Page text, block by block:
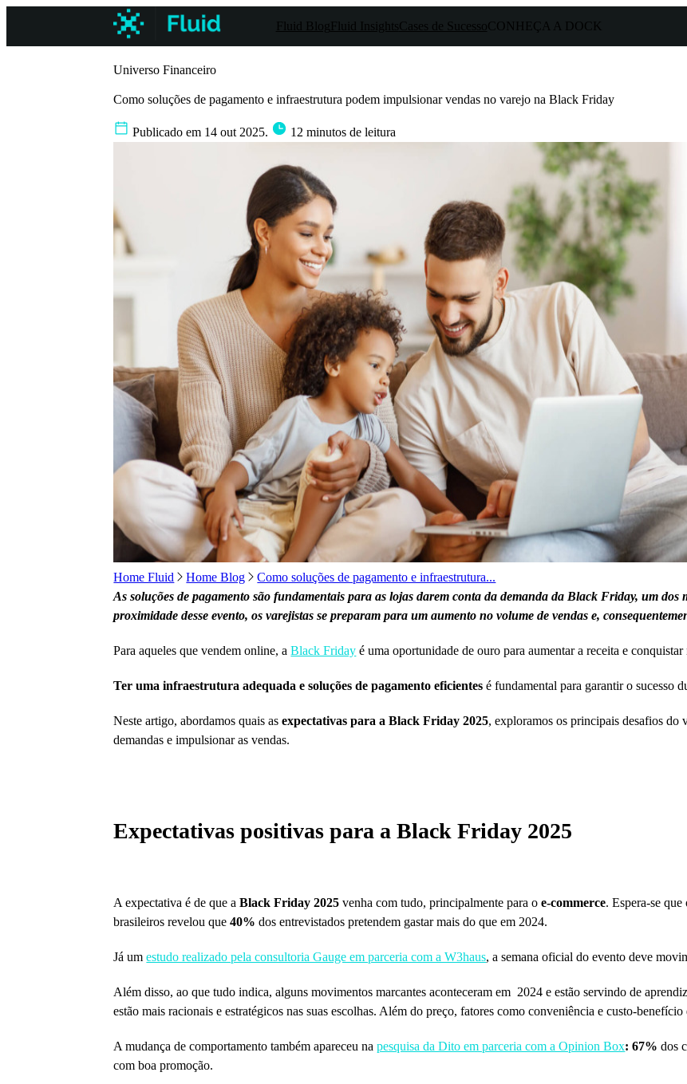
Fluid Blog Fluid InsightsCases de SucessoCONHEÇA A DOCK
Universo Financeiro
Como soluções de pagamento e infraestrutura podem impulsionar vendas no varejo na Black Friday
Publicado em 14 out 2025. 12 minutos de leitura
Home Fluid Home Blog
Como soluções de pagamento e infraestrutura...
As soluções de pagamento são fundamentais para as lojas darem conta da demanda da Black Friday, um
proximidade desse evento, os varejistas se preparam para um aumento no volume de vendas e,
Para aqueles que vendem online, aBlack Friday é uma oportunidade de ouro para aumentar a receita e
Ter uma infraestrutura adequada e soluções de pagamento eficientes é fundamental para garantir o sucesso
Neste artigo, abordamos quais asexpectativas para a Black Friday 2025, exploramos os principais desafios do
demandas e impulsionar as vendas.
Expectativas positivas para a Black Friday 2025
A expectativa é de que aBlack Friday 2025 venha com tudo, principalmente para oe-commerce. Espera-se
brasileiros revelou que40% dos entrevistados pretendem gastar mais do que em 2024.
Já umestudo realizado pela consultoria Gauge em parceria com a W3haus, a semana oficial do evento deve
Além disso, ao que tudo indica, alguns movimentos marcantes aconteceram em 2024 e estão servindo de
estão mais racionais e estratégicos nas suas escolhas. Além do preço, fatores como conveniência e custo-
A mudança de comportamento também apareceu napesquisa da Dito em parceria com a Opinion Box: 67%dos
com boa promoção.